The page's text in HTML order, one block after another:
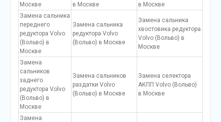
Москве
в Москве
в Москве
Замена сальника
переднего
редуктора Volvo
(Вольво) в
Москве
Замена сальника
редуктора Volvo
(Вольво) в Москве
Замена сальника
хвостовика редуктора
Volvo (Вольво) в
Москве
Замена
сальников
заднего
редуктора Volvo
(Вольво) в
Москве
Замена сальников
раздатки Volvo
(Вольво) в Москве
Замена селектора
АКПП Volvo (Вольво)
в Москве
Замена